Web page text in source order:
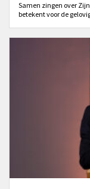
Samen zingen over
betekent voor de